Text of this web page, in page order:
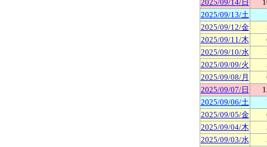
2025/09/14/日
2025/09/13/土
2025/09/12/金
2025/09/11/木
2025/09/10/水
2025/09/09/火
2025/09/08/月
2025/09/07/日
2025/09/06/土
2025/09/05/金
2025/09/04/木
2025/09/03/水